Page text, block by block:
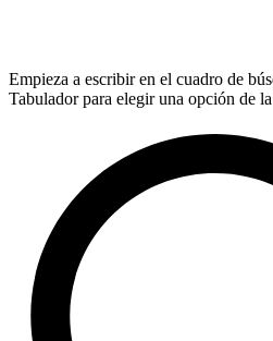
Empieza a escribir en el cuadro de
Tabulador para elegir una opción de